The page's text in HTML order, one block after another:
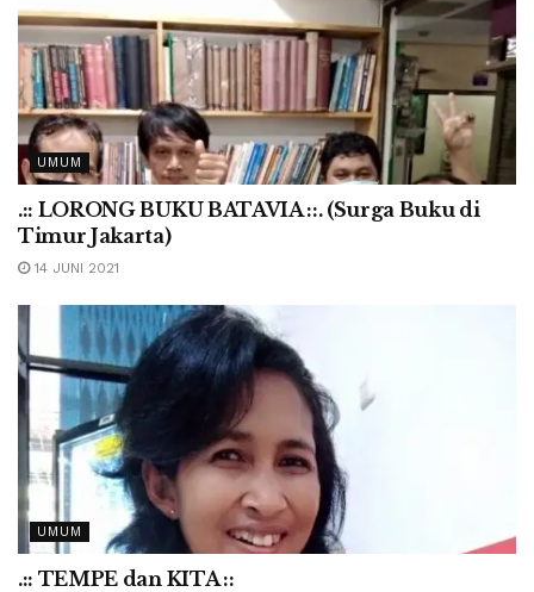
UMUM
.:: LORONG BUKU BATAVIA ::. (Surga Buku di
Timur Jakarta)
14 JUNI 2021
UMUM
.:: TEMPE dan KITA ::